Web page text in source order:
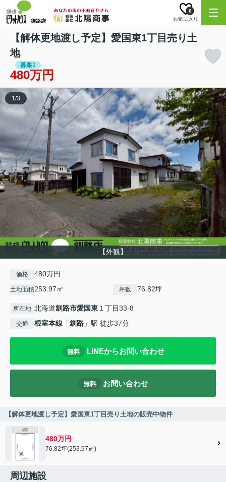
お気に入り
0
【解体更地渡し予定】愛国東1丁目売り土
地
募集1
480万円
【外観】
1/3
価格 480万円
土地面積253.97㎡ 坪数 76.82坪
所在地 北海道釧路市愛国東１丁目33-8
交通 根室本線 「釧路 」駅 徒歩37分
無料 LINEからお問い合わせ
無料 お問い合わせ
【解体更地渡し予定】愛国東1丁目売り土地の販売中物件
480万円
76.82坪(253.97㎡)
周辺施設